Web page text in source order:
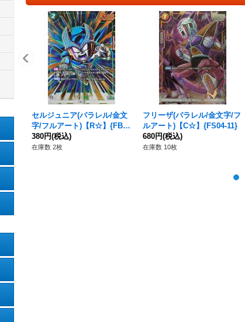
セルジュニア(パラレル/金文
字/フルアート)【R☆】{FB02
-085}
380円(税込)
在庫数 2枚
フリーザ(パラレル/金文字/フ
ルアート)【C☆】{FS04-11}
680円(税込)
在庫数 10枚